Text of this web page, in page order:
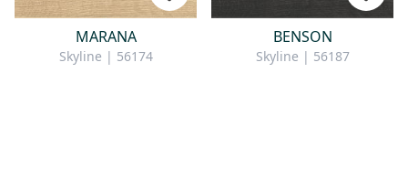
MARANA
Skyline | 56174
BENSON
Skyline | 56187